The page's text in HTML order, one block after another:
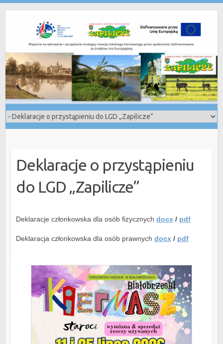
Deklaracje o przystąpieniu
do LGD „Zapilicze”
Deklaracje członkowska dla osób fizycznych docx/ pdf
Deklaracja członkowska dla osób prawnych docx/ pdf